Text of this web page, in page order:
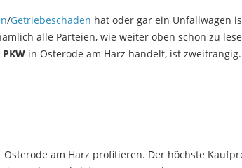
/Getriebeschaden hat oder gar ein Unfallwagen
alle Parteien, wie weiter oben schon zu
PKW in Osterode am Harz handelt, ist zweitrangig.
Osterode am Harz profitieren. Der höchste